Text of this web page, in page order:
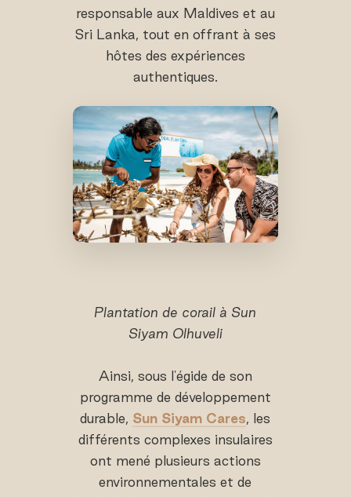
responsable aux Maldives et au
Sri Lanka, tout en offrant à ses
hôtes des expériences
authentiques.
Plantation de corail à Sun
Siyam Olhuveli
Ainsi, sous l'égide de son
programme de développement
durable, Sun Siyam Cares, les
différents complexes insulaires
ont mené plusieurs actions
environnementales et de